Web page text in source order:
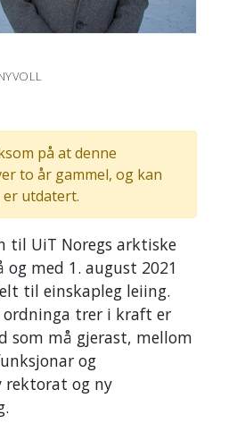
på at denne
to år gammel, og kan
er utdatert.
til UiT Noregs arktiske
med 1. august 2021
til einskapleg leiing.
ordninga trer i kraft er
som må gjerast, mellom
og
rektorat og ny